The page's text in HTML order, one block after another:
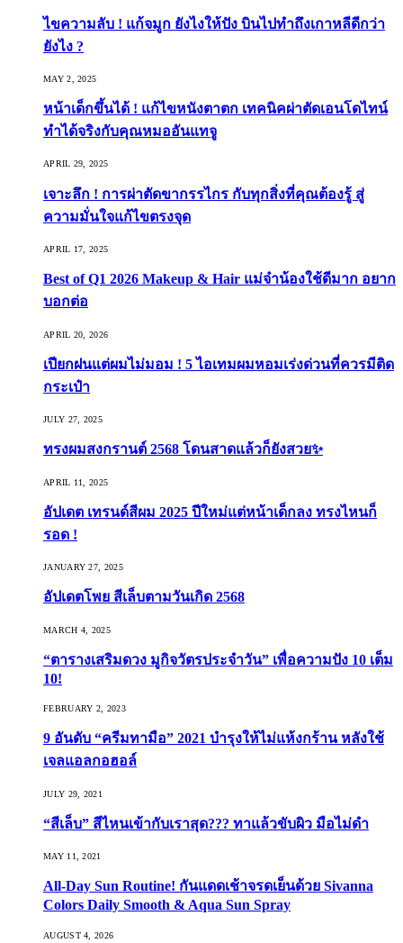
ไขความลับ ! แก้จมูก ยังไงให้ปัง บินไปทำถึงเกาหลีดีกว่า
ยังไง ?
MAY 2, 2025
หน้าเด็กขึ้นได้ ! แก้ไขหนังตาตก เทคนิคผ่าตัดเอนโดไทน์
ทำได้จริงกับคุณหมออันแทจู
APRIL 29, 2025
เจาะลึก ! การผ่าตัดขากรรไกร กับทุกสิ่งที่คุณต้องรู้ สู่
ความมั่นใจแก้ไขตรงจุด
APRIL 17, 2025
Best of Q1 2026 Makeup & Hair แม่จ๋าน้องใช้ดีมาก อยาก
บอกต่อ
APRIL 20, 2026
เปียกฝนแต่ผมไม่มอม ! 5 ไอเทมผมหอมเร่งด่วนที่ควรมีติด
กระเป๋า
JULY 27, 2025
ทรงผมสงกรานต์ 2568 โดนสาดแล้วก็ยังสวย✨
APRIL 11, 2025
อัปเดต เทรนด์สีผม 2025 ปีใหม่แต่หน้าเด็กลง ทรงไหนก็
รอด !
JANUARY 27, 2025
อัปเดตโพย สีเล็บตามวันเกิด 2568
MARCH 4, 2025
“ตารางเสริมดวง มูกิจวัตรประจำวัน” เพื่อความปัง 10 เต็ม
10!
FEBRUARY 2, 2023
9 อันดับ “ครีมทามือ” 2021 บำรุงให้ไม่แห้งกร้าน หลังใช้
เจลแอลกอฮอล์
JULY 29, 2021
“สีเล็บ” สีไหนเข้ากับเราสุด??? ทาแล้วขับผิว มือไม่ดำ
MAY 11, 2021
All-Day Sun Routine! กันแดดเช้าจรดเย็นด้วย Sivanna
Colors Daily Smooth & Aqua Sun Spray
AUGUST 4, 2026